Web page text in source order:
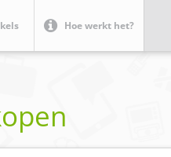
Hoe werkt het?